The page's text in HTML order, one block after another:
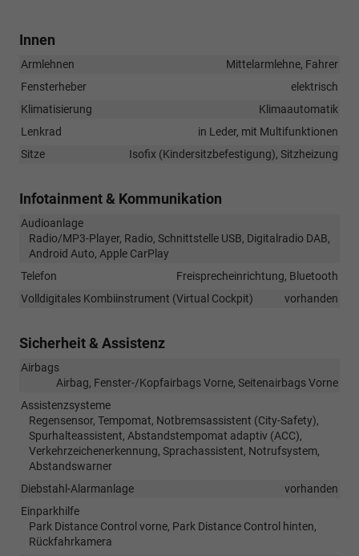
Innen
Armlehnen
Mittelarmlehne, Fahrer
Fensterheber
elektrisch
Klimatisierung
Klimaautomatik
Lenkrad
in Leder, mit Multifunktionen
Sitze
Isofix (Kindersitzbefestigung), Sitzheizung
Infotainment & Kommunikation
Audioanlage
Radio/MP3-Player, Radio, Schnittstelle USB, Digitalradio DAB,
Android Auto, Apple CarPlay
Telefon
Freisprecheinrichtung, Bluetooth
Volldigitales Kombiinstrument (Virtual Cockpit)
vorhanden
Sicherheit & Assistenz
Airbags
Airbag, Fenster-/Kopfairbags Vorne, Seitenairbags Vorne
Assistenzsysteme
Regensensor, Tempomat, Notbremsassistent (City-Safety),
Spurhalteassistent, Abstandstempomat adaptiv (ACC),
Verkehrzeichenerkennung, Sprachassistent, Notrufsystem,
Abstandswarner
Diebstahl-Alarmanlage
vorhanden
Einparkhilfe
Park Distance Control vorne, Park Distance Control hinten,
Rückfahrkamera